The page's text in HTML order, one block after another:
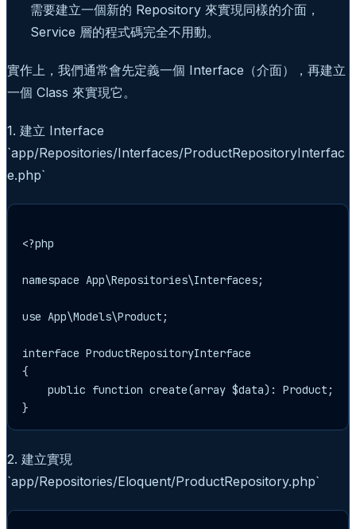
需要建立一個新的 Repository 來實現同樣的介面，
Service 層的程式碼完全不用動。
實作上，我們通常會先定義一個 Interface（介面），再建立
一個 Class 來實現它。
1. 建立 Interface
`app/Repositories/Interfaces/ProductRepositoryInterfac
e.php`
<?php
namespace App\Repositories\Interfaces;
use App\Models\Product;
interface ProductRepositoryInterface
{
    public function create(array $data): Product;
2. 建立實現
`app/Repositories/Eloquent/ProductRepository.php`